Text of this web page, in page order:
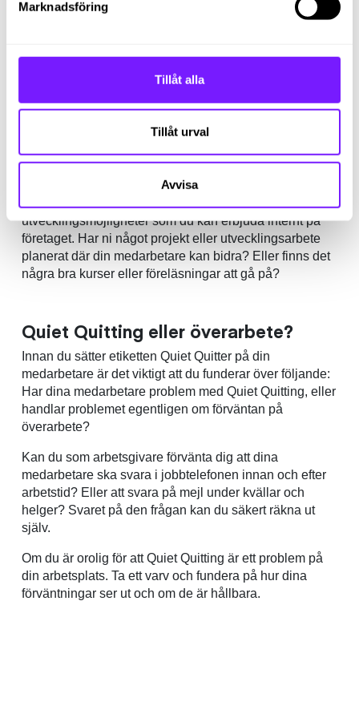
Marknadsföring
Tillåt alla
Tillåt urval
Avvisa
fikastund i veckan eller ett träningspass ni kan gå på
Otydliga utvecklingsmöjligheter
påverka sin situation och inte utvecklas i sin roll kan det
vara en faktor till att man slutar engagera sig i sitt
Det är därför viktigt att dina medarbetare vet vilka
utvecklingsmöjligheter som du kan erbjuda internt på
företaget. Har ni något projekt eller utvecklingsarbete
planerat där din medarbetare kan bidra? Eller finns det
några bra kurser eller föreläsningar att gå på?
Quiet Quitting eller överarbete?
Innan du sätter etiketten Quiet Quitter på din
medarbetare är det viktigt att du funderar över följande:
Har dina medarbetare problem med Quiet Quitting, eller
handlar problemet egentligen om förväntan på
överarbete?
Kan du som arbetsgivare förvänta dig att dina
medarbetare ska svara i jobbtelefonen innan och efter
arbetstid? Eller att svara på mejl under kvällar och
helger? Svaret på den frågan kan du säkert räkna ut
själv.
Om du är orolig för att Quiet Quitting är ett problem på
din arbetsplats. Ta ett varv och fundera på hur dina
förväntningar ser ut och om de är hållbara.